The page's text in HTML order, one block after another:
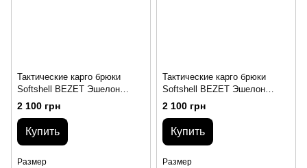
Тактические карго брюки
Softshell BEZET Эшелон
Khaki
2 100 грн
Купить
Размер
Тактические карго брюки
Softshell BEZET Эшелон
Black
2 100 грн
Купить
Размер